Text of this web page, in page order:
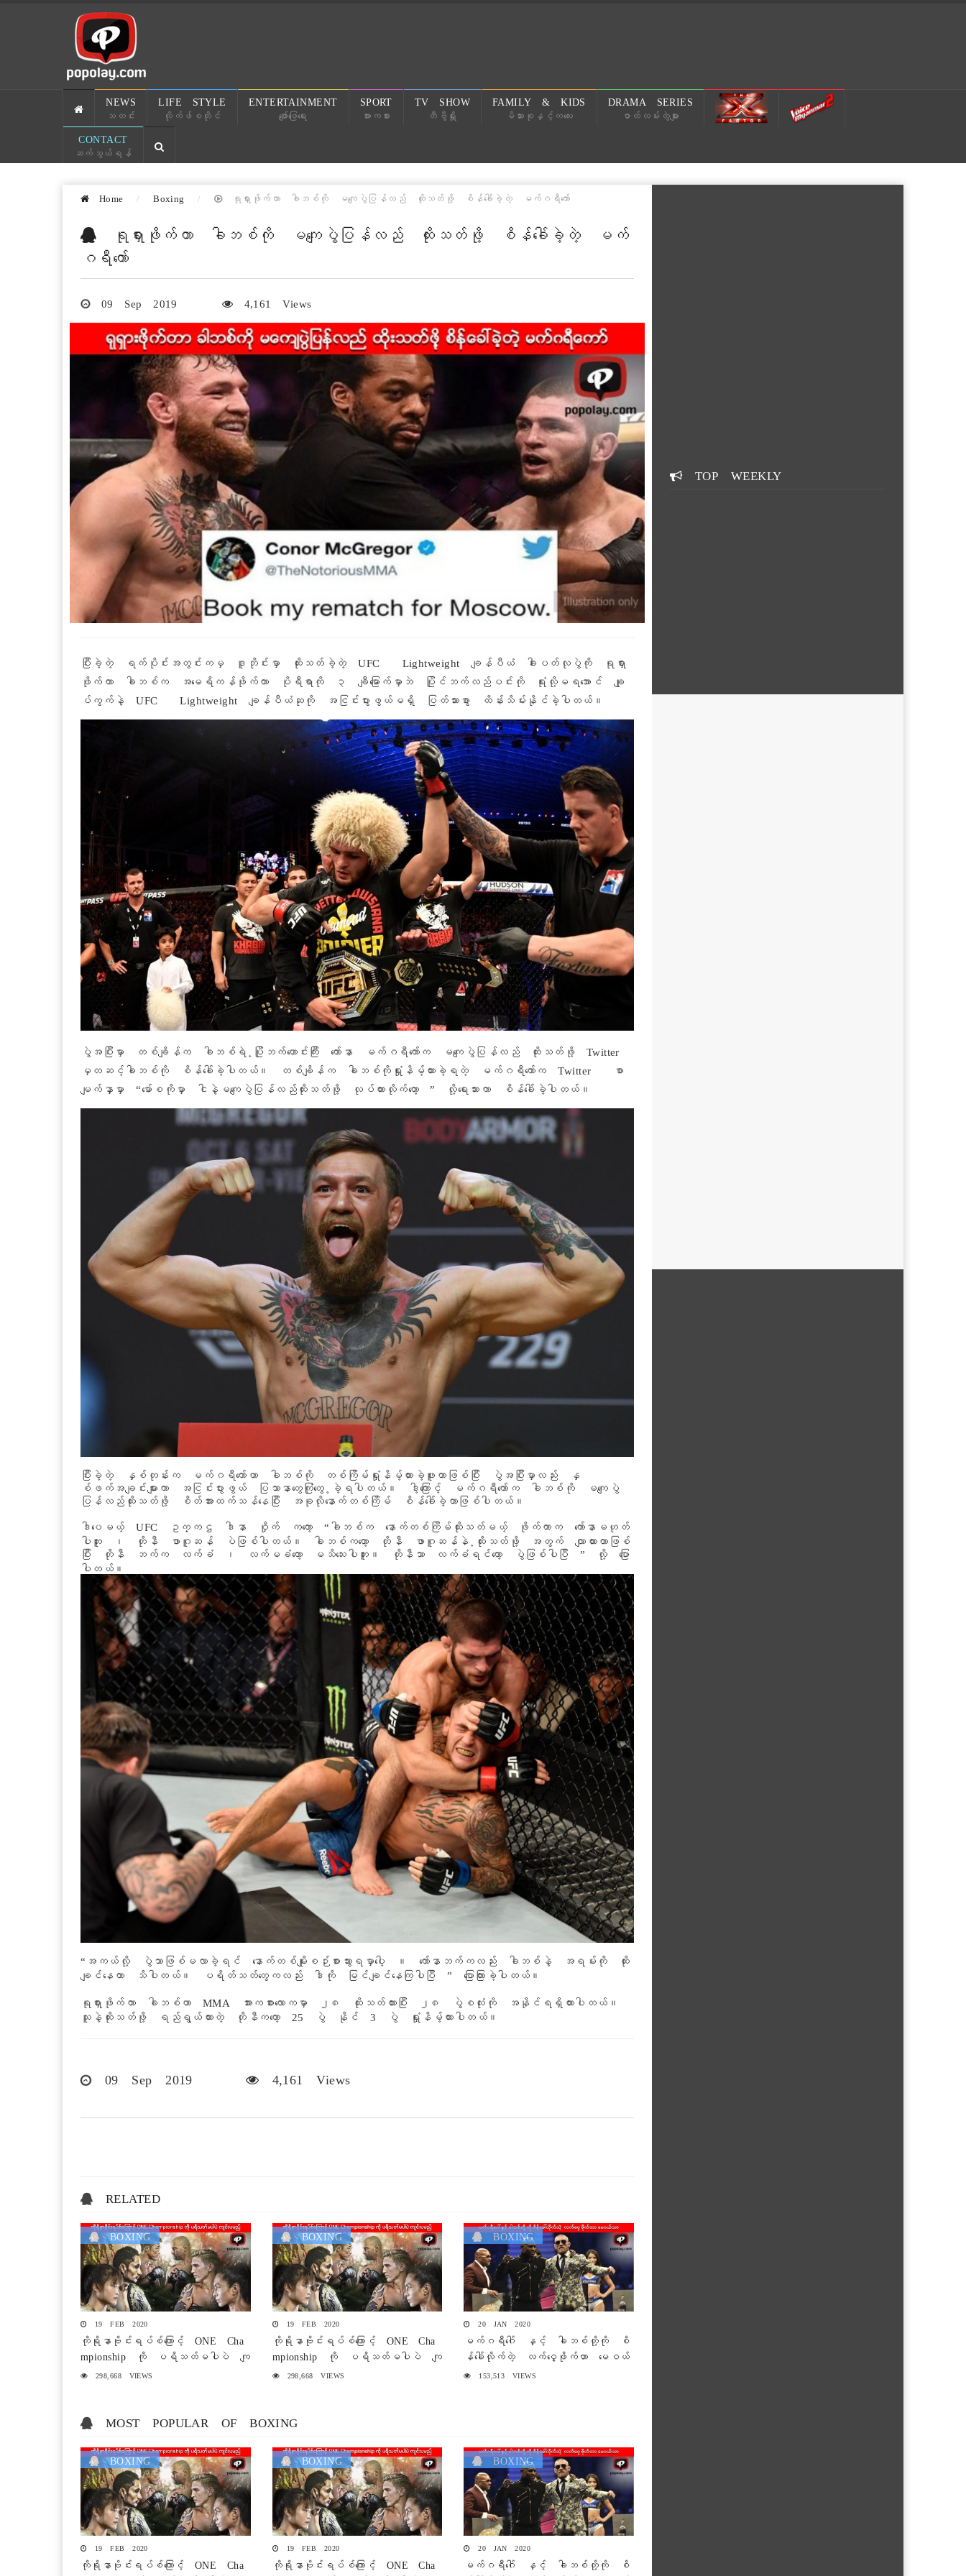
NEWS
သတင်း
LIFE STYLE
လိုက်ဖ်စတိုင်
ENTERTAINMENT
ဖျော်ဖြေရေး
SPORT
အားကစား
TV SHOW
တီဗွီရှိုး
FAMILY & KIDS
မိသားစုနှင့်ကလေး
DRAMA SERIES
ဇာတ်လမ်းတွဲများ
CONTACT
ဆက်သွယ်ရန်
Home Boxing ရုရှားဖိုက်တာ ခါဘစ်ကို မကျေပွဲပြန်လည် ထိုးသတ်ဖို့ စိန်ခေါ်ခဲ့တဲ့ မက်ဂရီကော်
ရုရှားဖိုက်တာ ခါဘစ်ကို မကျေပွဲပြန်လည် ထိုးသတ်ဖို့ စိန်ခေါ်ခဲ့တဲ့ မက်
ဂရီကော်
09 Sep 2019 4,161 Views
ပြီးခဲ့တဲ့ ရက်ပိုင်းအတွင်းကမှ ဒူဘိုင်းမှာ ထိုးသတ်ခဲ့တဲ့ UFC Lightweight ချန်ပီယံ ခါးပတ်လုပွဲကို ရုရှား
ဖိုက်တာ ခါဘစ်က အမေရိကန်ဖိုက်တာ ပိုရီရာကို ၃ ချီမြောက်မှာဘဲ ပြိုင်ဘက်လည်ပင်းကို ရုံးလို့မရအောင် ချု
ပ်ကွက်နဲ့ UFC Lightweight ချန်ပီယံဆုကို အငြင်းပွားဖွယ်မရှိ ပြတ်သားစွာ ထိန်းသိမ်းနိုင်ခဲ့ပါတယ်။
ပွဲအပြီးမှာ တစ်ချိန်က ခါဘစ်ရဲ ့ပြိုဘက်ဟောင်းကြီး ကော်နာ မက်ဂရီကော်က မကျေပွဲပြန်လည် ထိုးသတ်ဖို့ Twitter
မှတဆင့်ခါဘစ်ကို စိန်ခေါ်ခဲ့ပါတယ်။ တစ်ချိန်က ခါဘစ်ကိုရှုံးနိမ့်ထားခဲ့ရတဲ့ မက်ဂရီကော်က Twitter စာ
မျက်နှာမှာ “မော်စကိုမှာ ငါနဲ့မကျေပွဲပြန်လည်ထိုးသတ်ဖို့ လုပ်ထားလိုက်တော့ ” လို့ရေးသားကာ စိန်ခေါ်ခဲ့ပါတယ်။
ပြီးခဲ့တဲ့ နှစ်တုန်းက မက်ဂရီကော်ဟာ ခါဘစ်ကို တစ်ကြိမ်ရှုံးနိမ့်ထားခဲ့ဖူးတာဖြစ်ပြီး ပွဲအပြီးမှာလည်း နှ
စ်ဖက်အချင်းများကာ အငြင်းပွားဖွယ် ပြသာနာတွေကြုံတွေ ့ခဲ့ရပါတယ်။ ဒါ့ကြောင့် မက်ဂရီကော်က ခါဘစ်ကို မကျေပွဲ
ပြန်လည်ထိုးသတ်ဖို့ စိတ်အားထက်သန်နေပြီး အခုလိုနောက်တစ်ကြိမ် စိန်ခေါ်ခဲ့တာဖြစ်ပါတယ်။
ဒါပေမယ့် UFC ဥက္ကဌ ဒါနာ ဝှိုက် ကတော့ “ခါဘစ်က နောက်တစ်ကြိမ်ထိုးသတ်မယ့် ဖိုက်တာက ကော်နာမဟုတ်
ပါဘူး ၊ တိုနီ ဖာဂူဆန် ပဲဖြစ်ပါတယ်။ ခါဘစ်ကတော့ တိုနီ ဖာဂူဆန်နဲ ့ထိုးသတ်ဖို့ အတွက် လျာထားတာဖြစ်
ပြီး တိုနီ ဘက်က လက်ခံ ၊ လက်မခံတော့ မသိသေးပါဘူး။ တိုနီသာ လက်ခံရင်တော့ ပွဲဖြစ်ပါပြီ ” လို့ ပြော
ပါတယ်။
“အကယ်လို့ ပွဲသာဖြစ်မလာခဲ့ရင် နောက်တစ်မျိုးစဉ်းစားသွားရမှာပေါ့ ။ ကော်နာဘက်ကလည်း ခါဘစ်နဲ့ အရမ်းကို ထိုး
ချင်နေတာ သိပါတယ်။ ပရိတ်သတ်တွေကလည်း ဒါကို မြင်ချင်နေကြပါပြီ ” ပြောကြားခဲ့ပါတယ်။
ရုရှားဖိုက်တာ ခါဘစ်ဟာ MMA အားကစားလောကမှာ ၂၈ ထိုးသတ်ထားပြီး ၂၈ ပွဲစလုံးကို အနိုင်ရရှိထားပါတယ်။
သူနဲ့ထိုးသတ်ဖို့ ရည်ရွယ်ထားတဲ့ တိုနီကတော့ 25 ပွဲ နိုင် 3 ပွဲ ရှုံးနိမ့်ထားပါတယ်။
09 Sep 2019 4,161 Views
RELATED
BOXING
19 FEB 2020
ကိုရိုနာဗိုင်းရပ်စ်ကြောင့် ONE Cha
mpionship ကို ပရိသတ်မပါပဲ ကျ
င်းပမည်
298,668 VIEWS
BOXING
19 FEB 2020
ကိုရိုနာဗိုင်းရပ်စ်ကြောင့် ONE Cha
mpionship ကို ပရိသတ်မပါပဲ ကျ
င်းပမည်
298,668 VIEWS
BOXING
20 JAN 2020
မက်ဂရီဂေါ် နှင့် ခါဘစ်တို့ကို စိ
န်ခေါ်လိုက်တဲ့ လက်ဝှေ့ဖိုက်တာ မေဝယ်
သာ
153,513 VIEWS
MOST POPULAR OF BOXING
BOXING
19 FEB 2020
ကိုရိုနာဗိုင်းရပ်စ်ကြောင့် ONE Cha
BOXING
19 FEB 2020
ကိုရိုနာဗိုင်းရပ်စ်ကြောင့် ONE Cha
BOXING
20 JAN 2020
မက်ဂရီဂေါ် နှင့် ခါဘစ်တို့ကို စိ
TOP WEEKLY